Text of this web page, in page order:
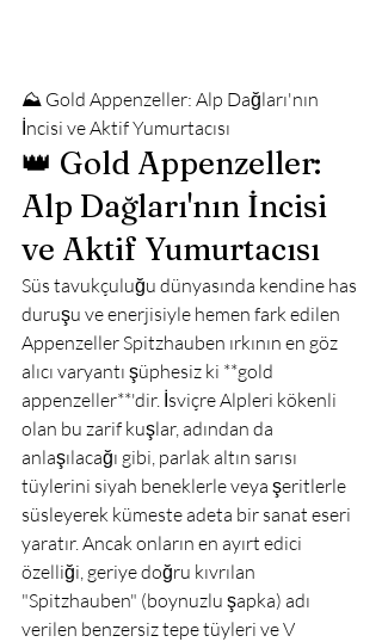
⛰️ Gold Appenzeller: Alp Dağları'nın
İncisi ve Aktif Yumurtacısı
👑 Gold Appenzeller:
Alp Dağları'nın İncisi
ve Aktif Yumurtacısı
Süs tavukçuluğu dünyasında kendine has
duruşu ve enerjisiyle hemen fark edilen
Appenzeller Spitzhauben ırkının en göz
alıcı varyantı şüphesiz ki **gold
appenzeller**'dir. İsviçre Alpleri kökenli
olan bu zarif kuşlar, adından da
anlaşılacağı gibi, parlak altın sarısı
tüylerini siyah beneklerle veya şeritlerle
süsleyerek kümeste adeta bir sanat eseri
yaratır. Ancak onların en ayırt edici
özelliği, geriye doğru kıvrılan
"Spitzhauben" (boynuzlu şapka) adı
verilen benzersiz tepe tüyleri ve V